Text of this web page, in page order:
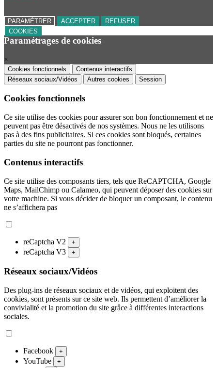
PARAMÉTRER ACCEPTER
REFUSER
COOKIES
Paramétrages de cookies
×
Cookies fonctionnels
Contenus interactifs
Réseaux sociaux/Vidéos
Autres cookies Session
Cookies fonctionnels
Ce site utilise des cookies pour assurer son bon fonctionnement et ne
peuvent pas être désactivés de nos systèmes. Nous ne les utilisons
pas à des fins publicitaires. Si ces cookies sont bloqués, certaines
parties du site ne pourront pas fonctionner.
Contenus interactifs
Ce site utilise des composants tiers, tels que ReCAPTCHA, Google
Maps, MailChimp ou Calameo, qui peuvent déposer des cookies sur
votre machine. Si vous décider de bloquer un composant, le contenu
ne s’affichera pas
reCaptcha V2 +
reCaptcha V3 +
Réseaux sociaux/Vidéos
Des plug-ins de réseaux sociaux et de vidéos, qui exploitent des
cookies, sont présents sur ce site web. Ils permettent d’améliorer la
convivialité et la promotion du site grâce à différentes interactions
sociales.
Facebook +
YouTube +